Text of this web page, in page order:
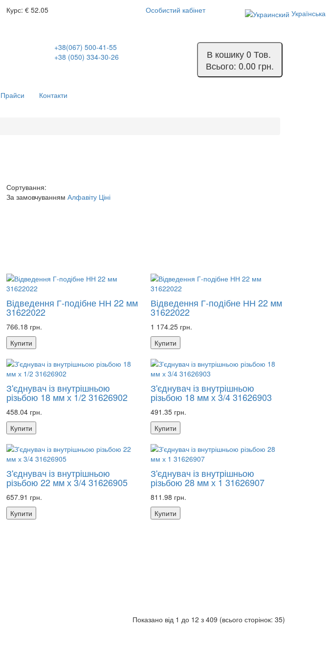
Курс: € 52.05 Особистий кабінет
Українська
+38(067) 500-41-55
+38 (050) 334-30-26
В кошику0 Тов.
Всього: 0.00 грн.
Прайси Контакти
Сортування:
За замовчуванням Алфавіту Ціні
Відведення Г-подібне НН 22 мм
31622022
766.18 грн.
Купити
Відведення Г-подібне НН 22 мм
31622022
1 174.25 грн.
Купити
З'єднувач із внутрішньою
різьбою 18 мм х 1/2 31626902
458.04 грн.
Купити
З'єднувач із внутрішньою
різьбою 18 мм х 3/4 31626903
491.35 грн.
Купити
З'єднувач із внутрішньою
різьбою 22 мм х 3/4 31626905
657.91 грн.
Купити
З'єднувач із внутрішньою
різьбою 28 мм х 1 31626907
811.98 грн.
Купити
Показано від 1 до 12 з 409 (всього сторінок: 35)